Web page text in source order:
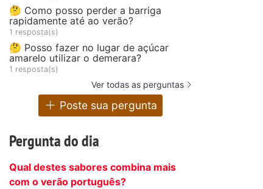
🤔 Como posso perder a barriga
rapidamente até ao verão?
1 resposta(s)
🤔 Posso fazer no lugar de açúcar
amarelo utilizar o demerara?
1 resposta(s)
Ver todas as perguntas
Poste sua pergunta
Pergunta do dia
Qual destes sabores combina mais
com o verão português?